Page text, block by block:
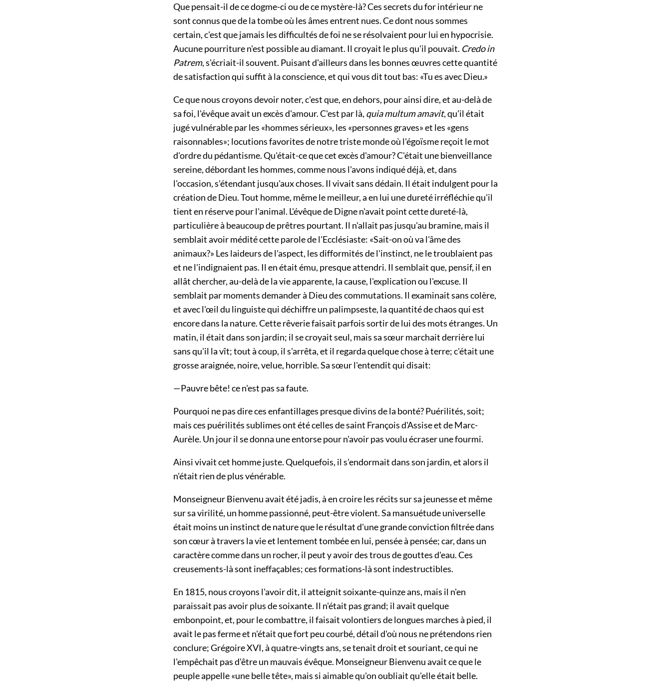
Que pensait-il de ce dogme-ci ou de ce mystère-là? Ces secrets du for intérieur ne
sont connus que de la tombe où les âmes entrent nues. Ce dont nous sommes
certain, c'est que jamais les difficultés de foi ne se résolvaient pour lui en hypocrisie.
Aucune pourriture n'est possible au diamant. Il croyait le plus qu'il pouvait. Credo in
Patrem, s'écriait-il souvent. Puisant d'ailleurs dans les bonnes œuvres cette quantité
de satisfaction qui suffit à la conscience, et qui vous dit tout bas: «Tu es avec Dieu.»
Ce que nous croyons devoir noter, c'est que, en dehors, pour ainsi dire, et au-delà de
sa foi, l'évêque avait un excès d'amour. C'est par là, quia multum amavit, qu'il était
jugé vulnérable par les «hommes sérieux», les «personnes graves» et les «gens
raisonnables»; locutions favorites de notre triste monde où l'égoïsme reçoit le mot
d'ordre du pédantisme. Qu'était-ce que cet excès d'amour? C'était une bienveillance
sereine, débordant les hommes, comme nous l'avons indiqué déjà, et, dans
l'occasion, s'étendant jusqu'aux choses. Il vivait sans dédain. Il était indulgent pour la
création de Dieu. Tout homme, même le meilleur, a en lui une dureté irréfléchie qu'il
tient en réserve pour l'animal. L'évêque de Digne n'avait point cette dureté-là,
particulière à beaucoup de prêtres pourtant. Il n'allait pas jusqu'au bramine, mais il
semblait avoir médité cette parole de l'Ecclésiaste: «Sait-on où va l'âme des
animaux?» Les laideurs de l'aspect, les difformités de l'instinct, ne le troublaient pas
et ne l'indignaient pas. Il en était ému, presque attendri. Il semblait que, pensif, il en
allât chercher, au-delà de la vie apparente, la cause, l'explication ou l'excuse. Il
semblait par moments demander à Dieu des commutations. Il examinait sans colère,
et avec l'œil du linguiste qui déchiffre un palimpseste, la quantité de chaos qui est
encore dans la nature. Cette rêverie faisait parfois sortir de lui des mots étranges. Un
matin, il était dans son jardin; il se croyait seul, mais sa sœur marchait derrière lui
sans qu'il la vît; tout à coup, il s'arrêta, et il regarda quelque chose à terre; c'était une
grosse araignée, noire, velue, horrible. Sa sœur l'entendit qui disait:
—Pauvre bête! ce n'est pas sa faute.
Pourquoi ne pas dire ces enfantillages presque divins de la bonté? Puérilités, soit;
mais ces puérilités sublimes ont été celles de saint François d'Assise et de Marc-
Aurèle. Un jour il se donna une entorse pour n'avoir pas voulu écraser une fourmi.
Ainsi vivait cet homme juste. Quelquefois, il s'endormait dans son jardin, et alors il
n'était rien de plus vénérable.
Monseigneur Bienvenu avait été jadis, à en croire les récits sur sa jeunesse et même
sur sa virilité, un homme passionné, peut-être violent. Sa mansuétude universelle
était moins un instinct de nature que le résultat d'une grande conviction filtrée dans
son cœur à travers la vie et lentement tombée en lui, pensée à pensée; car, dans un
caractère comme dans un rocher, il peut y avoir des trous de gouttes d'eau. Ces
creusements-là sont ineffaçables; ces formations-là sont indestructibles.
En 1815, nous croyons l'avoir dit, il atteignit soixante-quinze ans, mais il n'en
paraissait pas avoir plus de soixante. Il n'était pas grand; il avait quelque
embonpoint, et, pour le combattre, il faisait volontiers de longues marches à pied, il
avait le pas ferme et n'était que fort peu courbé, détail d'où nous ne prétendons rien
conclure; Grégoire XVI, à quatre-vingts ans, se tenait droit et souriant, ce qui ne
l'empêchait pas d'être un mauvais évêque. Monseigneur Bienvenu avait ce que le
peuple appelle «une belle tête», mais si aimable qu'on oubliait qu'elle était belle.